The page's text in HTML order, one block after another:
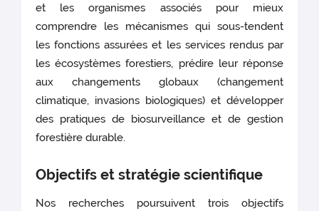
et les organismes associés pour mieux
comprendre les mécanismes qui sous-tendent
les fonctions assurées et les services rendus par
les écosystèmes forestiers, prédire leur réponse
aux changements globaux (changement
climatique, invasions biologiques) et développer
des pratiques de biosurveillance et de gestion
forestière durable.
Objectifs et stratégie scientifique
Nos recherches poursuivent trois objectifs